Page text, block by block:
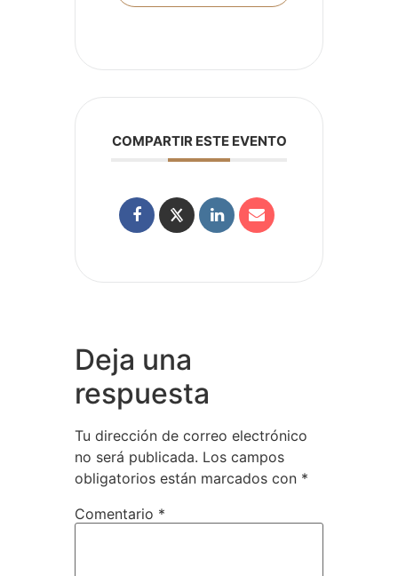
COMPARTIR ESTE EVENTO
Deja una
respuesta
Tu dirección de correo electrónico
no será publicada. Los campos
obligatorios están marcados con *
Comentario *